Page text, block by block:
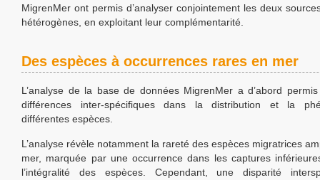
MigrenMer ont permis d’analyser conjointement les deux
hétérogènes, en exploitant leur complémentarité.
Des espèces à occurrences rares en mer
L’analyse de la base de données MigrenMer a d’abord permis
différences inter-spécifiques dans la distribution et la
différentes espèces.
L’analyse révèle notamment la rareté des espèces migratrices
mer, marquée par une occurrence dans les captures
l’intégralité des espèces. Cependant, une disparité